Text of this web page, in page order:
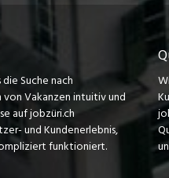
Suche nach
von Vakanzen intuitiv und
auf jobzüri.ch
und Kundenerlebnis,
funktioniert.